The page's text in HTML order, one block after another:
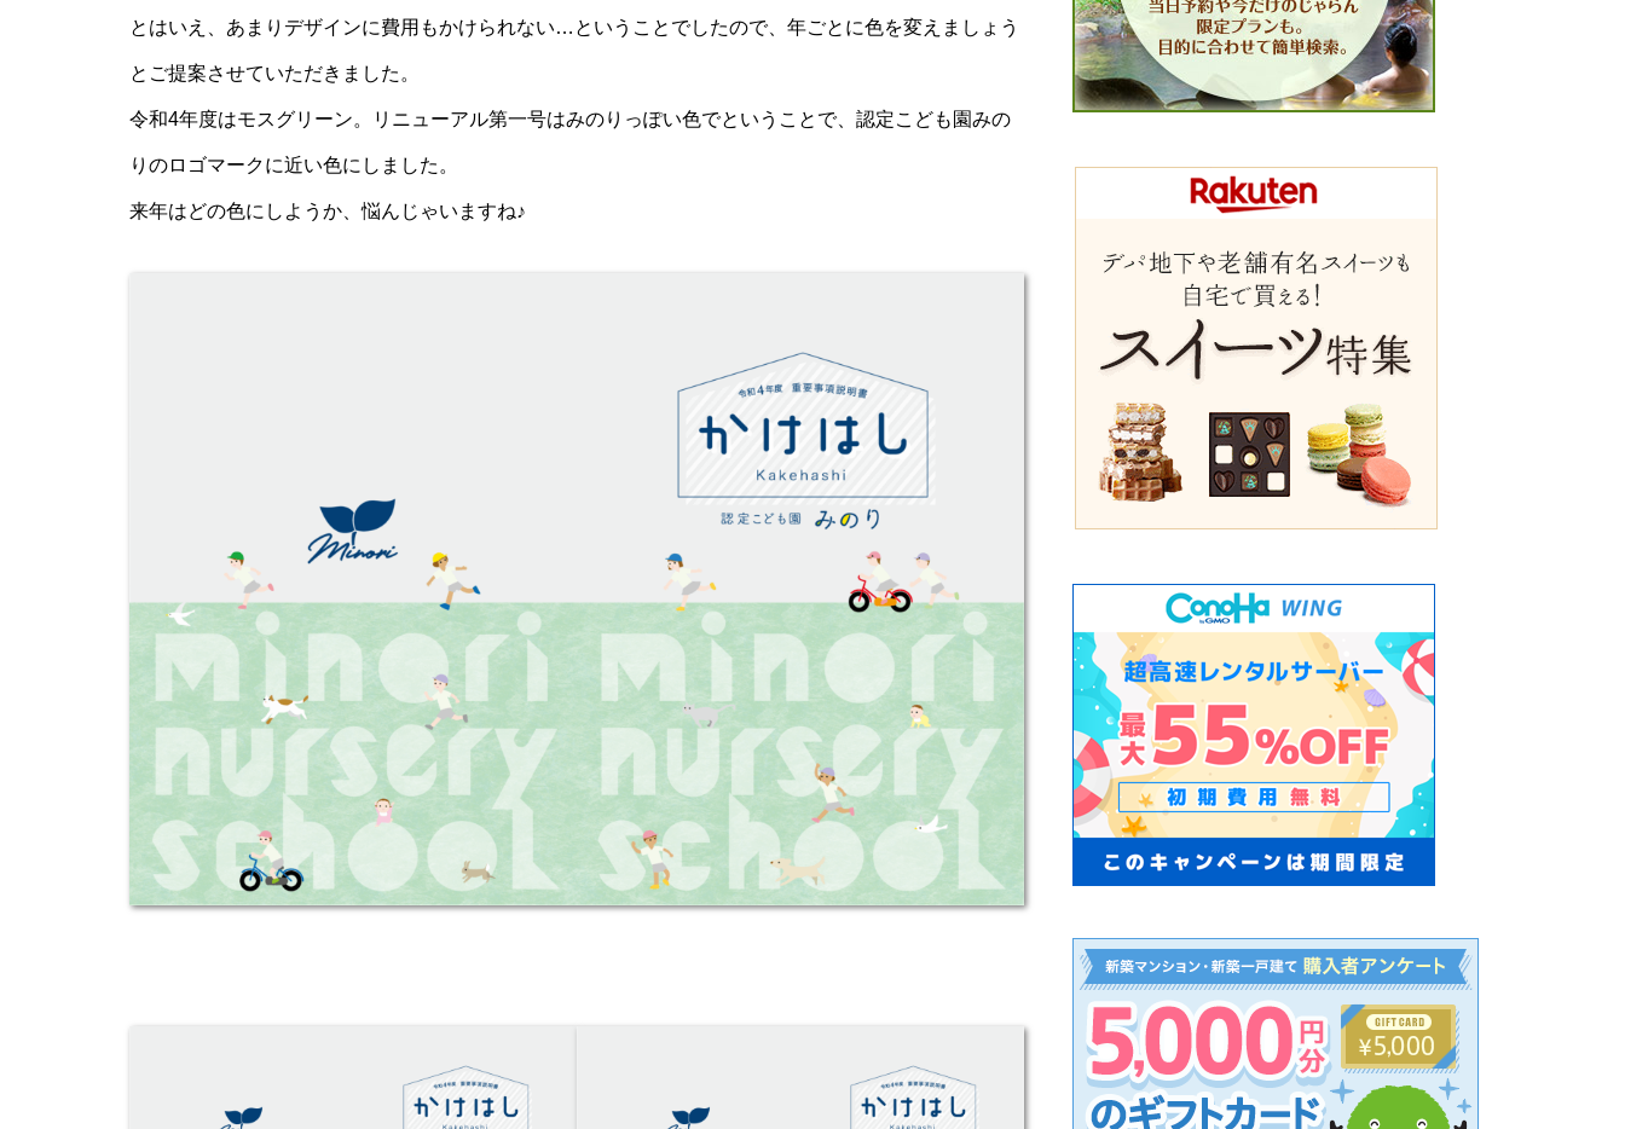
とはいえ、あまりデザインに費用もかけられない…ということでしたので、年ごとに色を変えましょう
とご提案させていただきました。
令和4年度はモスグリーン。リニューアル第一号はみのりっぽい色でということで、認定こども園みの
りのロゴマークに近い色にしました。
来年はどの色にしようか、悩んじゃいますね♪